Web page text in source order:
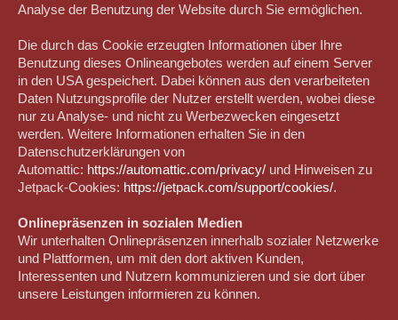
Analyse der Benutzung der Website durch Sie ermöglichen.
Die durch das Cookie erzeugten Informationen über Ihre
Benutzung dieses Onlineangebotes werden auf einem Server
in den USA gespeichert. Dabei können aus den verarbeiteten
Daten Nutzungsprofile der Nutzer erstellt werden, wobei diese
nur zu Analyse- und nicht zu Werbezwecken eingesetzt
werden. Weitere Informationen erhalten Sie in den
Datenschutzerklärungen von
Automattic: https://automattic.com/privacy/ und Hinweisen zu
Jetpack-Cookies: https://jetpack.com/support/cookies/.
Onlinepräsenzen in sozialen Medien
Wir unterhalten Onlinepräsenzen innerhalb sozialer Netzwerke
und Plattformen, um mit den dort aktiven Kunden,
Interessenten und Nutzern kommunizieren und sie dort über
unsere Leistungen informieren zu können.